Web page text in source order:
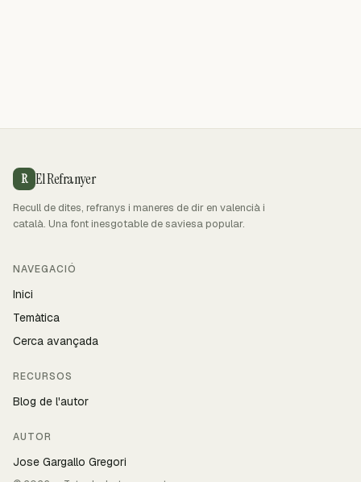
R El Refranyer
Recull de dites, refranys i maneres de dir en valencià i
català. Una font inesgotable de saviesa popular.
NAVEGACIÓ
Inici
Temàtica
Cerca avançada
RECURSOS
Blog de l'autor
AUTOR
Jose Gargallo Gregori